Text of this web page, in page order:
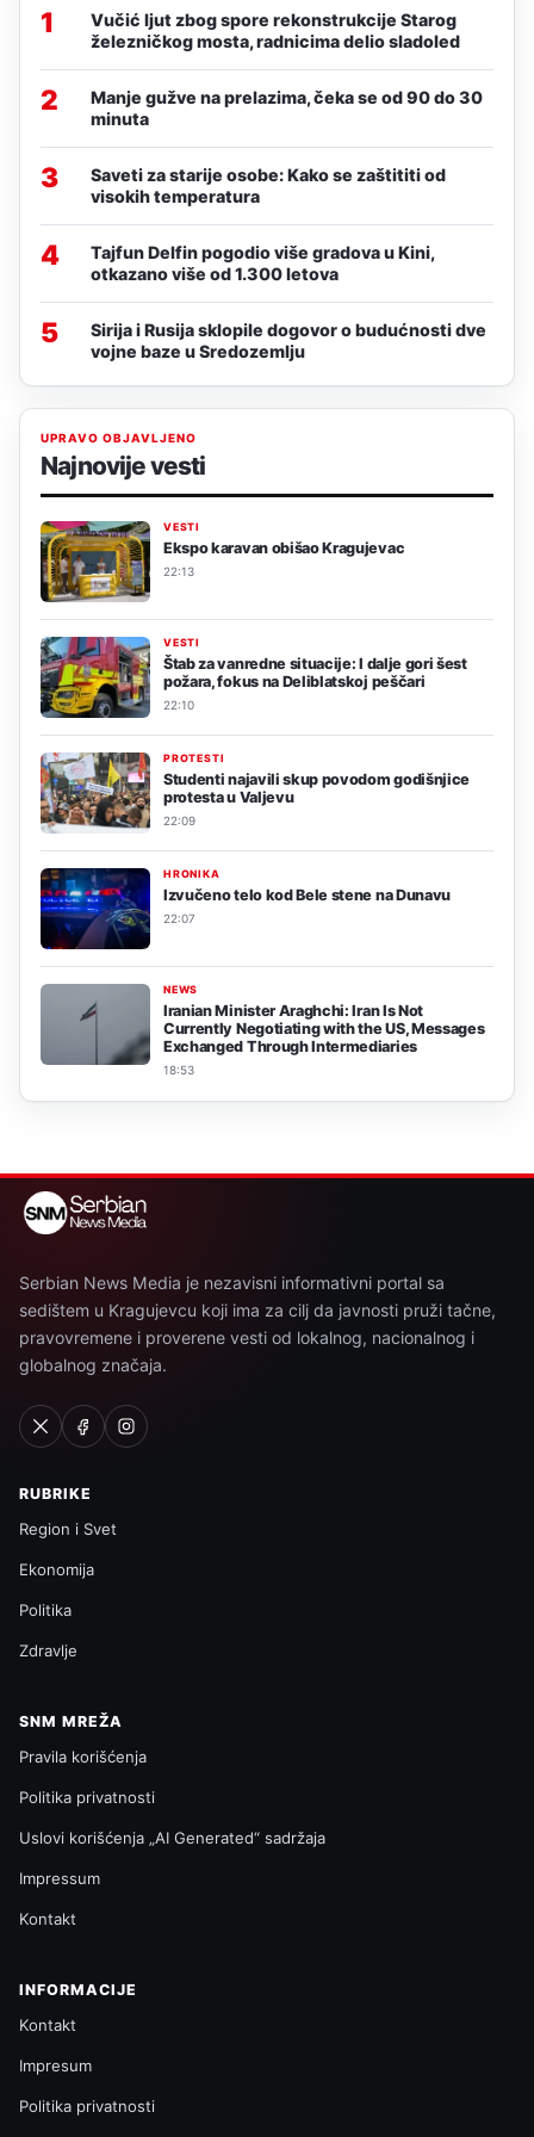
1
Vučić ljut zbog spore rekonstrukcije Starog
železničkog mosta, radnicima delio sladoled
2
Manje gužve na prelazima, čeka se od 90 do 30
minuta
3
Saveti za starije osobe: Kako se zaštititi od
visokih temperatura
4
Tajfun Delfin pogodio više gradova u Kini,
otkazano više od 1.300 letova
5
Sirija i Rusija sklopile dogovor o budućnosti dve
vojne baze u Sredozemlju
UPRAVO OBJAVLJENO
Najnovije vesti
VESTI
Ekspo karavan obišao Kragujevac
22:13
VESTI
Štab za vanredne situacije: I dalje gori šest
požara, fokus na Deliblatskoj peščari
22:10
PROTESTI
Studenti najavili skup povodom godišnjice
protesta u Valjevu
22:09
HRONIKA
Izvučeno telo kod Bele stene na Dunavu
22:07
NEWS
Iranian Minister Araghchi: Iran Is Not
Currently Negotiating with the US, Messages
Exchanged Through Intermediaries
18:53
Serbian News Media je nezavisni informativni portal sa
sedištem u Kragujevcu koji ima za cilj da javnosti pruži tačne,
pravovremene i proverene vesti od lokalnog, nacionalnog i
globalnog značaja.
RUBRIKE
Region i Svet
Ekonomija
Politika
Zdravlje
SNM MREŽA
Pravila korišćenja
Politika privatnosti
Uslovi korišćenja „AI Generated“ sadržaja
Impressum
Kontakt
INFORMACIJE
Kontakt
Impresum
Politika privatnosti